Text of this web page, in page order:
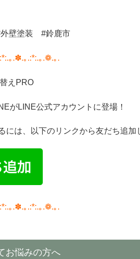
外壁塗装 #鈴鹿市
｡.✽.｡.:*:.｡.❁.｡.
え PRO
がLINE公式アカウントに登場！
には、以下のリンクから友だち追加
｡.✽.｡.:*:.｡.❁.｡.
お悩みの方へ